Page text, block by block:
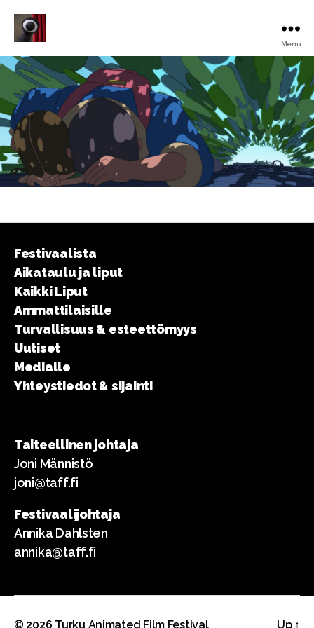
Animated
Film
Festival
Menu
Festivaalista
Aikataulu ja liput
Kaikki Liput
Ammattilaisille
Turvallisuus & esteettömyys
Uutiset
Medialle
Yhteystiedot & sijainti
Taiteellinen johtaja
Joni Männistö
joni@taff.fi
Festivaalijohtaja
Annika Dahlsten
annika@taff.fi
© 2026 Turku Animated Film Festival Up ↑